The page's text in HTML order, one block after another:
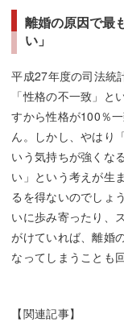
離婚の原因で最
い」
平成27年度の司法統
「性格の不一致」と
すから性格が100％
ん。しかし、やはり
いう気持ちが強くな
い」という考えが生
るを得ないのでしょ
いに歩み寄ったり、
がけていれば、離婚
なってしまうことも
【関連記事】